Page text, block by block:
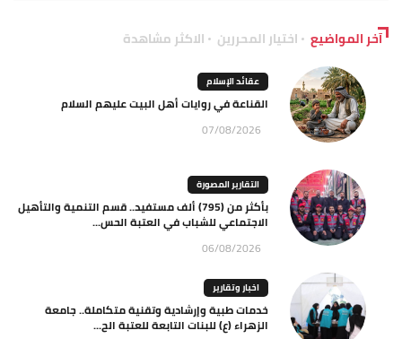
آخر المواضيع اختيار المحررين الاكثر مشاهدة
عقائد الإسلام
القناعة في روايات أهل البيت عليهم السلام
07/08/2026
التقارير المصورة
بأكثر من (795) ألف مستفيد.. قسم التنمية والتأهيل
الاجتماعي للشباب في العتبة الحس...
06/08/2026
اخبار وتقارير
خدمات طبية وإرشادية وتقنية متكاملة.. جامعة
الزهراء (ع) للبنات التابعة للعتبة الح...